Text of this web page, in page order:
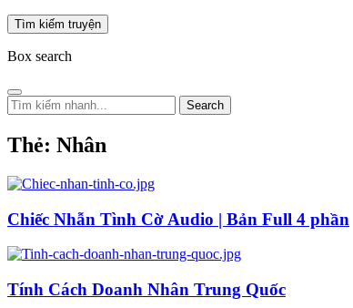
Tìm kiếm truyện
Box search
Search
Thẻ: Nhân
Chiếc Nhẫn Tình Cờ Audio | Bản Full 4 phần
Tính Cách Doanh Nhân Trung Quốc